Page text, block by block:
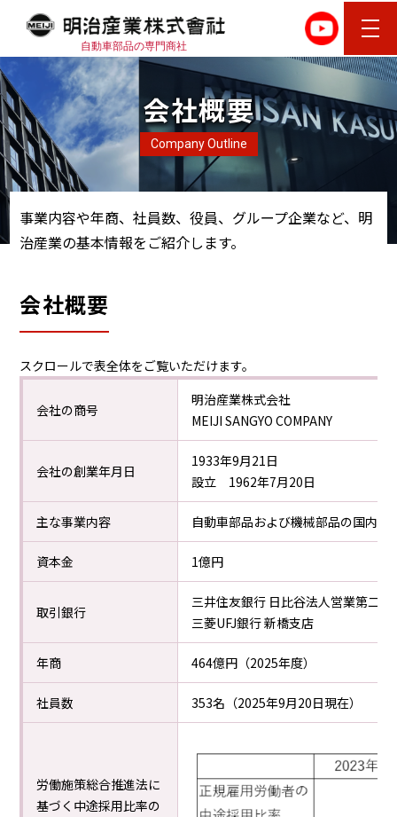
自動車部品の専門商社
会社概要
Company Outline
事業内容や年商、社員数、役員、グループ企業など、明
治産業の基本情報をご紹介します。
会社概要
スクロールで表全体をご覧いただけます。
会社の商号
明治産業株式会社
MEIJI SANGYO COMPANY
会社の創業年月日
1933年9月21日
設立 1962年7月20日
主な事業内容 自動車部品および機械部品の国内
資本金 1億円
取引銀行
三井住友銀行 日比谷法人営業第二部
三菱UFJ銀行 新橋支店
年商 464億円（2025年度）
社員数 353名（2025年9月20日現在）
労働施策総合推進法に
基づく中途採用比率の